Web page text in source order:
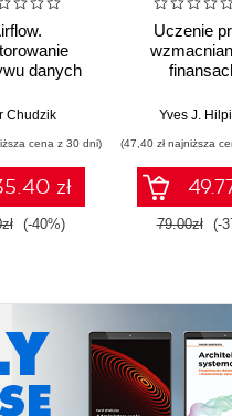
danych
Chudzik
cena z 30 dni)
zł
(-40%)
Uczenie
Yves J.
(47,40 zł najniższa
79.00zł (-